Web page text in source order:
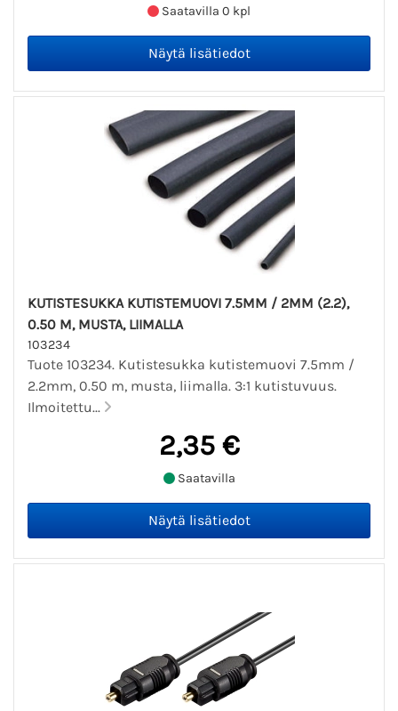
Saatavilla 0 kpl
KUTISTESUKKA KUTISTEMUOVI 7.5MM / 2MM (2.2),
0.50 M, MUSTA, LIIMALLA
103234
Tuote 103234. Kutistesukka kutistemuovi 7.5mm /
2.2mm, 0.50 m, musta, liimalla. 3:1 kutistuvuus.
Ilmoitettu...
2,35 €
Saatavilla